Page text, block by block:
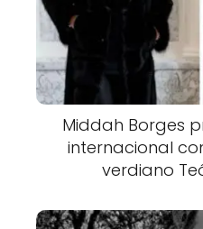
Middah Borges
internacional
verdiano